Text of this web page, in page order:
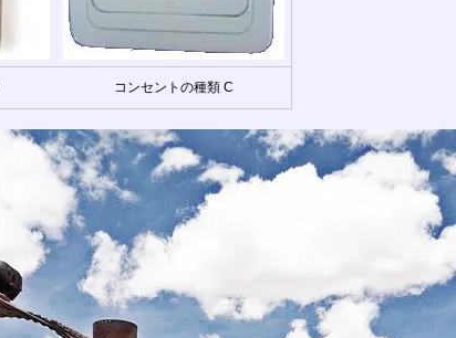
コンセントの種類 C